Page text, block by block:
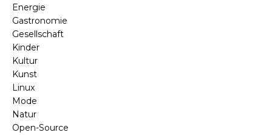
Energie
Gastronomie
Gesellschaft
Kinder
Kultur
Kunst
Linux
Mode
Natur
Open-Source